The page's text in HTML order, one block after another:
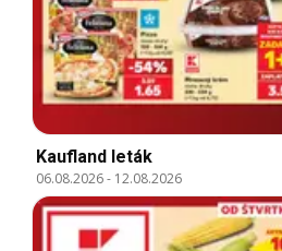
Kaufland leták
06.08.2026- 12.08.2026